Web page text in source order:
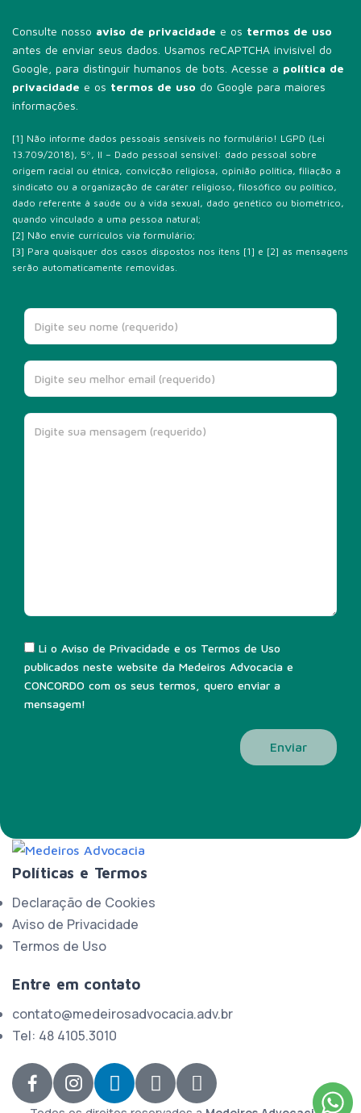
Consulte nosso aviso de privacidade e os termos de uso
antes de enviar seus dados. Usamos reCAPTCHA invisível do
Google, para distinguir humanos de bots. Acesse a política de
privacidade e os termos de uso do Google para maiores
informações.
[1] Não informe dados pessoais sensíveis no formulário! LGPD (Lei
13.709/2018), 5º, II – Dado pessoal sensível: dado pessoal sobre
origem racial ou étnica, convicção religiosa, opinião política, filiação a
sindicato ou a organização de caráter religioso, filosófico ou político,
dado referente à saúde ou à vida sexual, dado genético ou biométrico,
quando vinculado a uma pessoa natural;
[2] Não envie currículos via formulário;
[3] Para quaisquer dos casos dispostos nos itens [1] e [2] as mensagens
serão automaticamente removidas.
Li o Aviso de Privacidade e os Termos de Uso
publicados neste website da Medeiros Advocacia e
CONCORDO com os seus termos, quero enviar a
mensagem!
Políticas e Termos
Declaração de Cookies
Aviso de Privacidade
Termos de Uso
Entre em contato
contato@medeirosadvocacia.adv.br
Tel: 48 4105.3010